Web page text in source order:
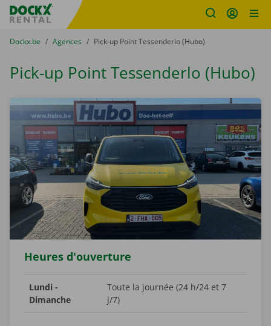
sitename
You are here:
du
Dockx.be to
Agences to
Pick-up Point Tessenderlo (Hubo)
Pick-up Point Tessenderlo (Hubo)
Heures d'ouverture
Lundi -
Dimanche
Toute la journée (24 h/24 et 7
j/7)